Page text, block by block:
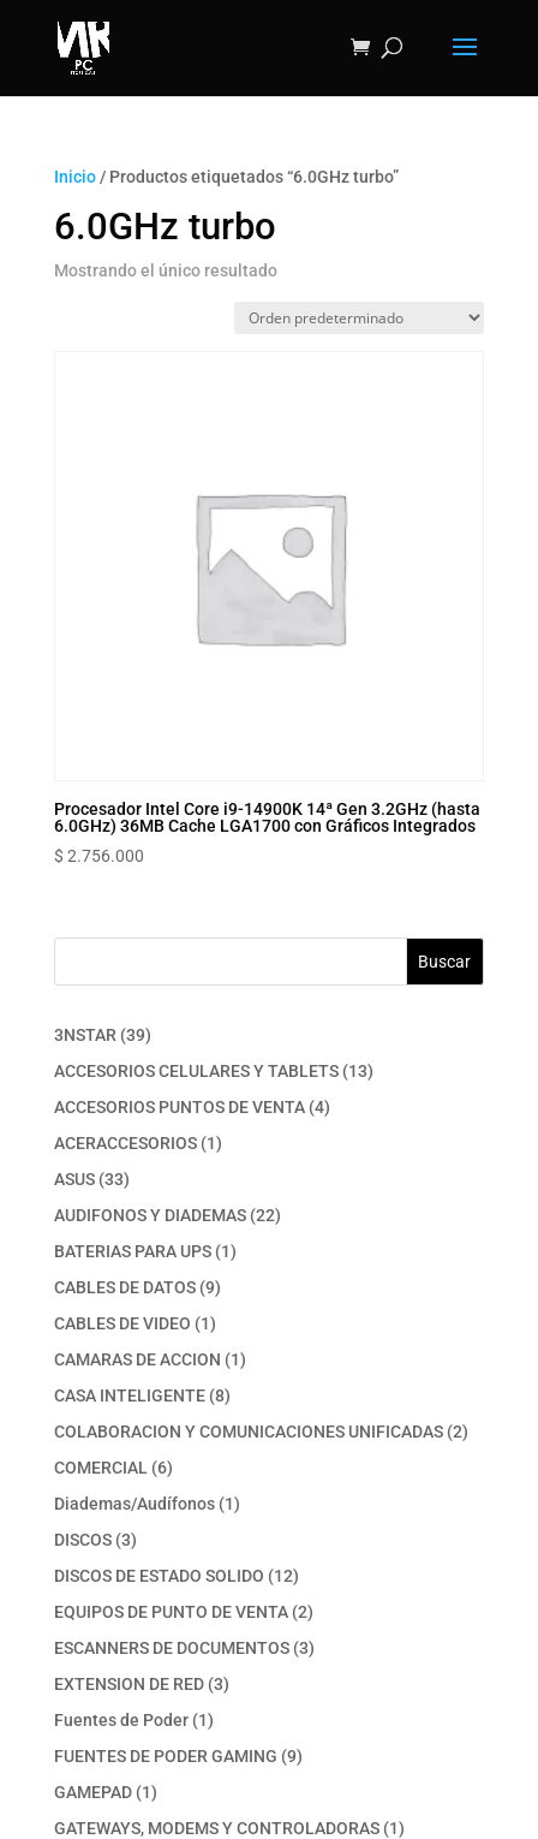
Inicio/ Productos etiquetados “6.0GHz turbo”
6.0GHz turbo
Mostrando el único resultado
Procesador Intel Core i9-14900K 14ª Gen 3.2GHz (hasta
6.0GHz) 36MB Cache LGA1700 con Gráficos Integrados
$ 2.756.000
Buscar
3NSTAR 3939
productos
ACCESORIOS CELULARES Y TABLETS 1313
ACCESORIOS PUNTOS DE VENTA 44
ACERACCESORIOS 11
ASUS 3333
productos
AUDIFONOS Y DIADEMAS 2222
BATERIAS PARA UPS 11
CABLES DE DATOS 99
productos
CABLES DE VIDEO 11
producto
CAMARAS DE ACCION 11
CASA INTELIGENTE 88
productos
COLABORACION Y COMUNICACIONES UNIFICADAS 22
COMERCIAL 66
productos
Diademas/Audífonos 11
DISCOS 33
productos
DISCOS DE ESTADO SOLIDO 1212
productos
EQUIPOS DE PUNTO DE VENTA 22
productos
ESCANNERS DE DOCUMENTOS 33
EXTENSION DE RED 33
Fuentes de Poder 11
producto
FUENTES DE PODER GAMING 99
GAMEPAD 11
producto
GATEWAYS, MODEMS Y CONTROLADORAS 11